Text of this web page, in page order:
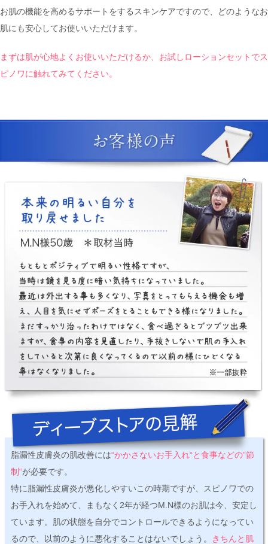
お肌の機能を高めるサポートをするスキンケアですので、どのようなお
肌にも安心してお使いいただけます。
まずは肌が心地よくお使いいただけるか、お試しローションセットでス
ピノワに触れてみてください。
脂漏性皮膚炎の肌改善には“かかさないお手入れ“と食事などの”節
制“が必要です。
特に脂漏性皮膚炎が悪化しやすいこの時期ですが、スピノワでの
お手入れを始めて、まもなく2年が経つM.N様のお肌は今、安定し
ています。肌の状態を自分でコントロールできるようになってい
るので、以前のように悪化することはないでしょう。
きちんと肌